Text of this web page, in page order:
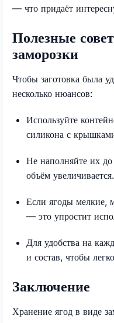
— что придаёт
Полезные
заморозки
Чтобы заготовка была
несколько нюансов:
Используйте
силикона с
Не наполняйте их до
объём увеличивается.
Если ягоды мелкие,
— это упростит
Для удобства на
и состав, чтобы
Заключение
Хранение ягод в виде